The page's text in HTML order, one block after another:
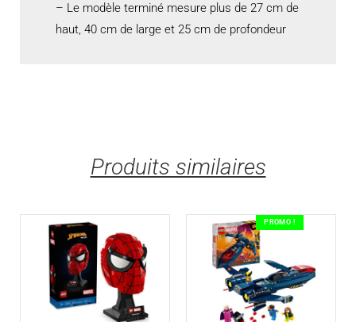
– Le modèle terminé mesure plus de 27 cm de
haut, 40 cm de large et 25 cm de profondeur
Produits similaires
PROMO !